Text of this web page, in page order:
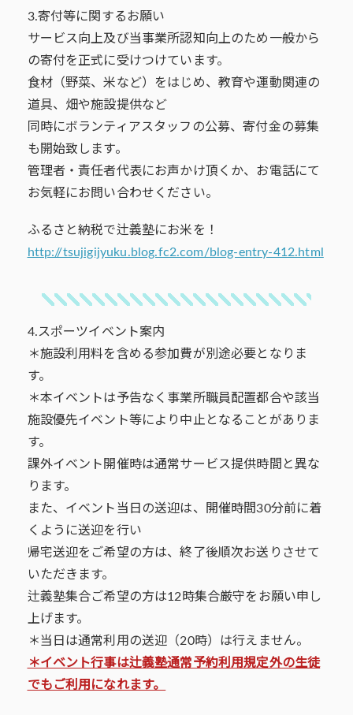
3.寄付等に関するお願い
サービス向上及び当事業所認知向上のため一般から
の寄付を正式に受けつけています。
食材（野菜、米など）をはじめ、教育や運動関連の
道具、畑や施設提供など
同時にボランティアスタッフの公募、寄付金の募集
も開始致します。
管理者・責任者代表にお声かけ頂くか、お電話にて
お気軽にお問い合わせください。
ふるさと納税で辻義塾にお米を！
http://tsujigijyuku.blog.fc2.com/blog-entry-412.html
4.スポーツイベント案内
＊施設利用料を含める参加費が別途必要となりま
す。
＊本イベントは予告なく事業所職員配置都合や該当
施設優先イベント等により中止となることがありま
す。
課外イベント開催時は通常サービス提供時間と異な
ります。
また、イベント当日の送迎は、開催時間30分前に着
くように送迎を行い
帰宅送迎をご希望の方は、終了後順次お送りさせて
いただきます。
辻義塾集合ご希望の方は12時集合厳守をお願い申し
上げます。
＊当日は通常利用の送迎（20時）は行えません。
＊イベント行事は辻義塾通常予約利用規定外の生徒
でもご利用になれます。